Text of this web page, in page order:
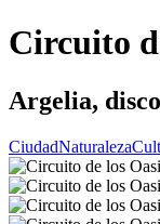
Circuito
Argelia,
CiudadNaturaleza